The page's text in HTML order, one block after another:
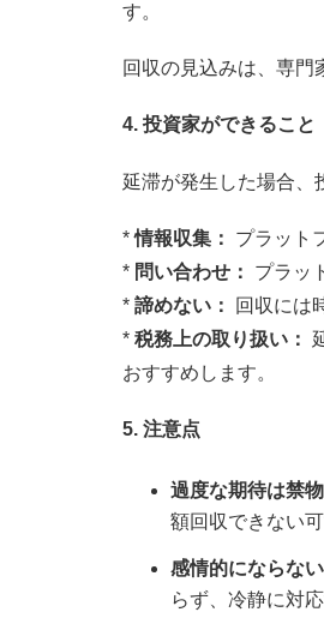
す。
回収の見込みは、専門
4. 投資家ができること
延滞が発生した場合、
*情報収集：
プラット
* 問い合わせ：
プラッ
* 諦めない：
回収には
* 税務上の取り扱い：
おすすめします。
5. 注意点
過度な期待は禁物
額回収できない
感情的にならない
らず、冷静に対